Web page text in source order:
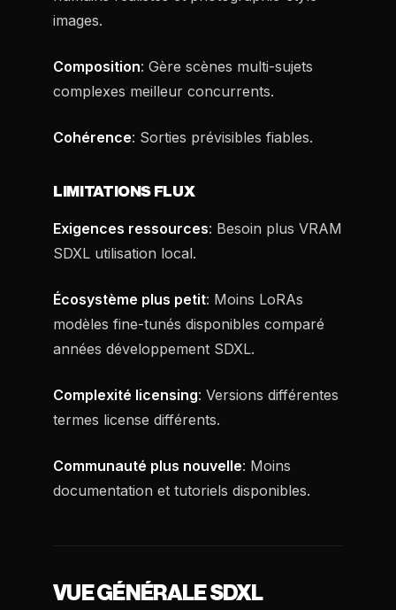
images.
Composition: Gère scènes multi-sujets
complexes meilleur concurrents.
Cohérence: Sorties prévisibles fiables.
LIMITATIONS FLUX
Exigences ressources: Besoin plus VRAM
SDXL utilisation local.
Écosystème plus petit: Moins LoRAs
modèles fine-tunés disponibles comparé
années développement SDXL.
Complexité licensing: Versions différentes
termes license différents.
Communauté plus nouvelle: Moins
documentation et tutoriels disponibles.
VUE GÉNÉRALE SDXL